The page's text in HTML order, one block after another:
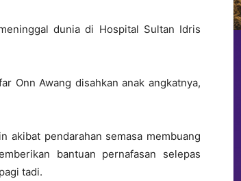
dunia di Hospital Sultan Idris
Onn Awang disahkan anak angkatnya,
akibat pendarahan semasa membuang
bantuan pernafasan selepas
tadi.